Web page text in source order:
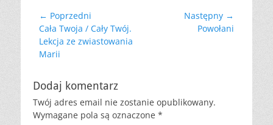
Nawigacja
wpisu
← Poprzedni
Poprzedni
wpis:
Cała Twoja / Cały Twój.
Lekcja ze zwiastowania
Marii
Następny →
Powołani
Dodaj komentarz
Twój adres email nie zostanie opublikowany.
Wymagane pola są oznaczone *